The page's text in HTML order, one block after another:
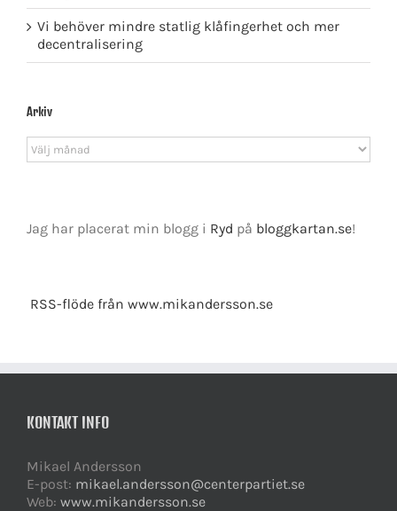
Vi behöver mindre statlig klåfingerhet och mer
decentralisering
Arkiv
Arkiv
Jag har placerat min blogg i Ryd på bloggkartan.se!
RSS-flöde från www.mikandersson.se
KONTAKT INFO
Mikael Andersson
E-post: mikael.andersson@centerpartiet.se
Web: www.mikandersson.se